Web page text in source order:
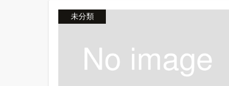
未分類